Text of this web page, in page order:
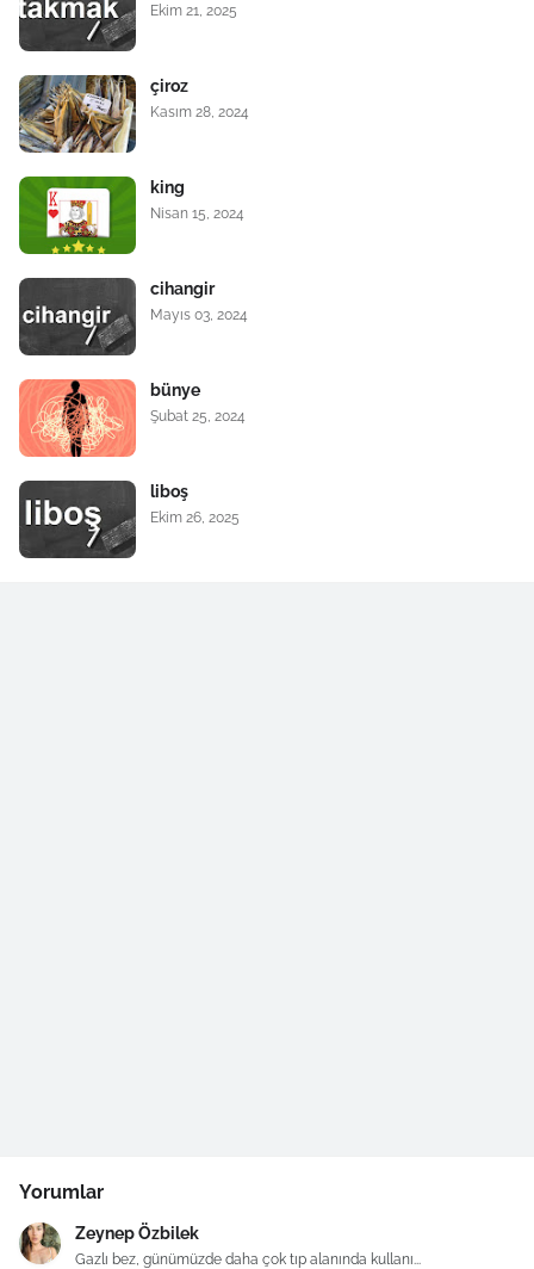
Ekim 21, 2025
çiroz
Kasım 28, 2024
king
Nisan 15, 2024
cihangir
Mayıs 03, 2024
bünye
Şubat 25, 2024
liboş
Ekim 26, 2025
Yorumlar
Zeynep Özbilek
Gazlı bez, günümüzde daha çok tıp alanında kullanı...